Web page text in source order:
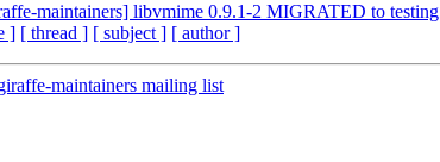
maintainers] libvmime 0.9.1-2 MIGRATED to testing
] [ thread ] [ subject ] [ author ]
maintainers mailing list